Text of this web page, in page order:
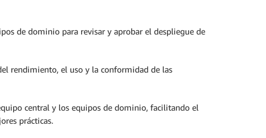
de dominio para revisar y aprobar el despliegue de
rendimiento, el uso y la conformidad de las
central y los equipos de dominio, facilitando el
prácticas.